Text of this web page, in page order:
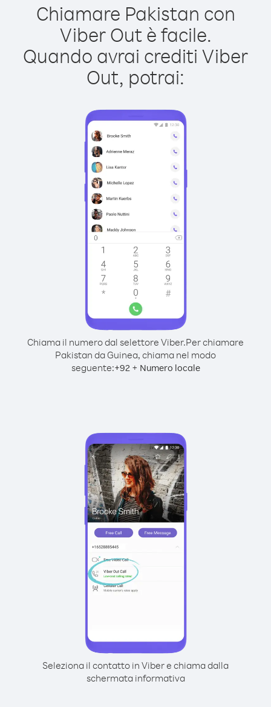
Chiamare Pakistan con
Viber Out è facile.
Quando avrai crediti Viber
Out, potrai:
Chiama il numero dal selettore Viber.Per chiamare
Pakistan da Guinea, chiama nel modo
seguente:+92+ Numero locale
Seleziona il contatto in Viber e chiama dalla
schermata informativa